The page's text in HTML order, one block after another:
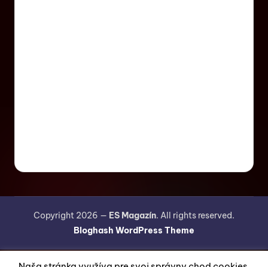
Copyright 2026 — ES Magazín. All rights reserved.
Bloghash WordPress Theme